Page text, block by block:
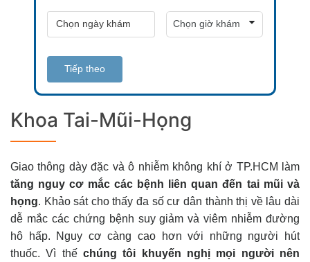
Tiếp theo
Khoa Tai-Mũi-Họng
Giao thông dày đặc và ô nhiễm không khí ở TP.HCM làm
tăng nguy cơ mắc các bệnh liên quan đến tai mũi và
họng. Khảo sát cho thấy đa số cư dân thành thị về lâu dài
dễ mắc các chứng bệnh suy giảm và viêm nhiễm đường
hô hấp. Nguy cơ càng cao hơn với những người hút
thuốc. Vì thế chúng tôi khuyến nghị mọi người nên